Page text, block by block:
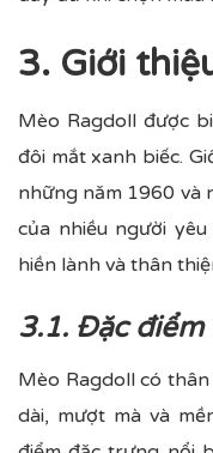
3. Giới
Mèo Ragdoll được
đôi mắt xanh biếc.
những năm 1960 và
của nhiều người
hiền lành và thân
3.1. Đặc
Mèo Ragdoll có
dài, mượt mà và